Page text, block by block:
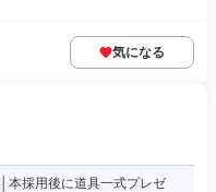
気になる
本採用後に道具一式プレゼ